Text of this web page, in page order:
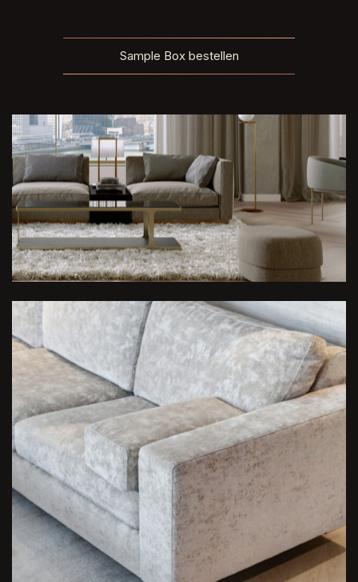
Sample Box bestellen